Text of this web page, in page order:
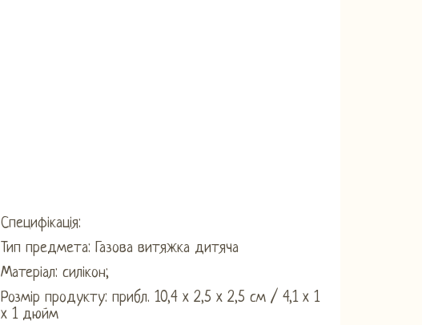
Специфікація:
Тип предмета: Газова витяжка дитяча
Матеріал: силікон;
Розмір продукту: прибл. 10,4 x 2,5 x 2,5 см / 4,1 x 1
x 1 дюйм